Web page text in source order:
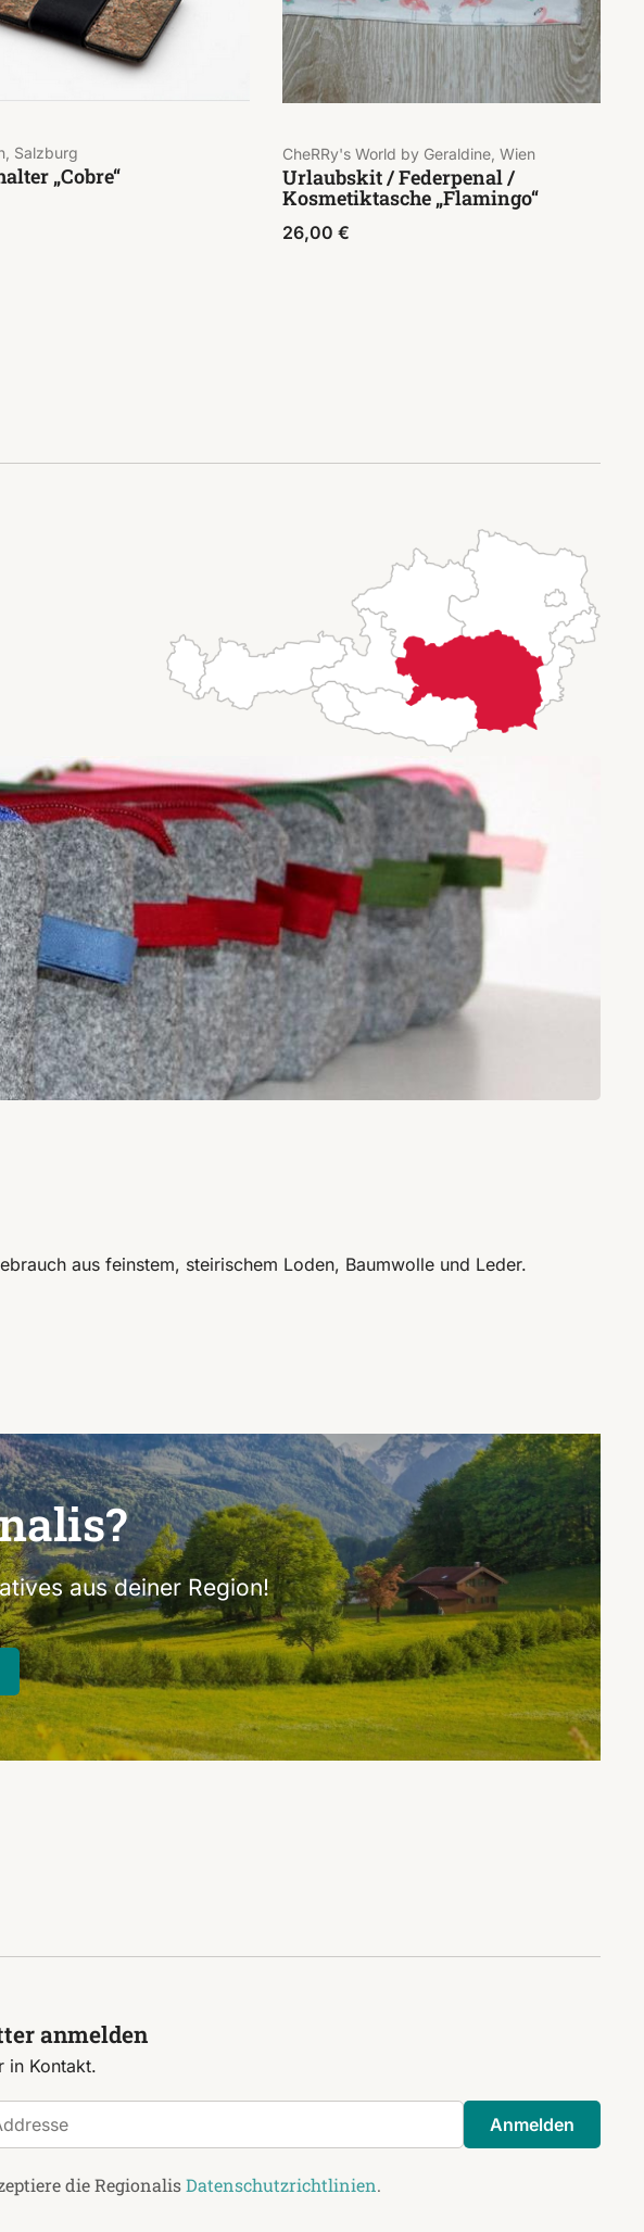
Salzburg
„Cobre“
CheRRy's World by Geraldine, Wien
Urlaubskit / Federpenal /
Kosmetiktasche „Flamingo“
26,00 €
aus feinstem, steirischem Loden, Baumwolle und Leder.
aus deiner Region!
anmelden
in Kontakt.
Anmelden
die RegionalisDatenschutzrichtlinien.